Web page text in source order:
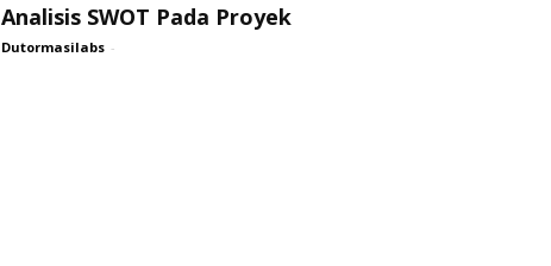
Analisis SWOT Pada Proyek
Dutormasilabs -